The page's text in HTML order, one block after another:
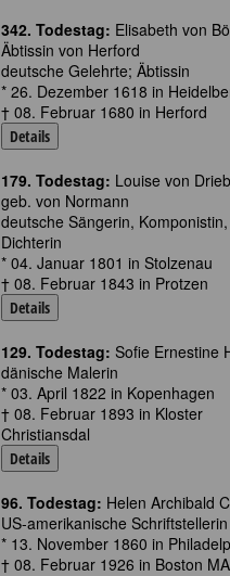
342. Todestag: Elisabeth von
Äbtissin von Herford
deutsche Gelehrte; Äbtissin
* 26. Dezember 1618 in
† 08. Februar 1680 in Herford
Details
179. Todestag: Louise von
geb. von Normann
deutsche Sängerin, Komponistin,
Dichterin
* 04. Januar 1801 in Stolzenau
† 08. Februar 1843 in Protzen
Details
129. Todestag: Sofie Ernestine
dänische Malerin
* 03. April 1822 in Kopenhagen
† 08. Februar 1893 in Kloster
Christiansdal
Details
96. Todestag: Helen Archibald
US-amerikanische Schriftstellerin
* 13. November 1860 in
† 08. Februar 1926 in Boston MA